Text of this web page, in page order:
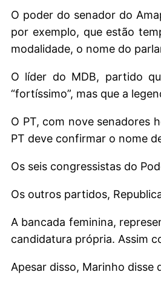
O poder do senador do
por exemplo, que estão
modalidade, o nome do
O líder do MDB, partido
“fortíssimo”, mas que a
O PT, com nove senadores
PT deve confirmar o nome
Os seis congressistas do
Os outros partidos,
A bancada feminina,
candidatura própria. Assim
Apesar disso, Marinho disse